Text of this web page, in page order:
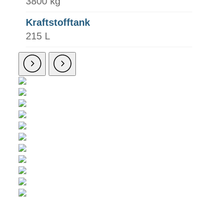
Kraftstofftank
215 L